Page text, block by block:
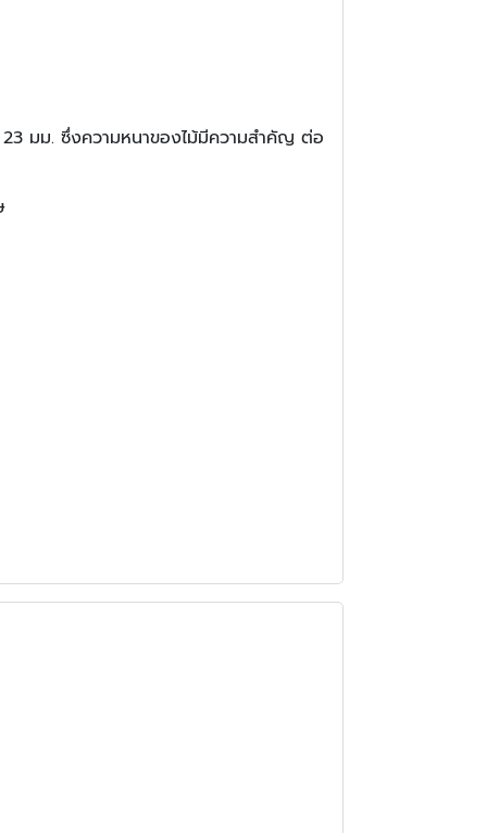
23 มม. ซึ่งความหนาของไม้มีความสำคัญ ต่อ